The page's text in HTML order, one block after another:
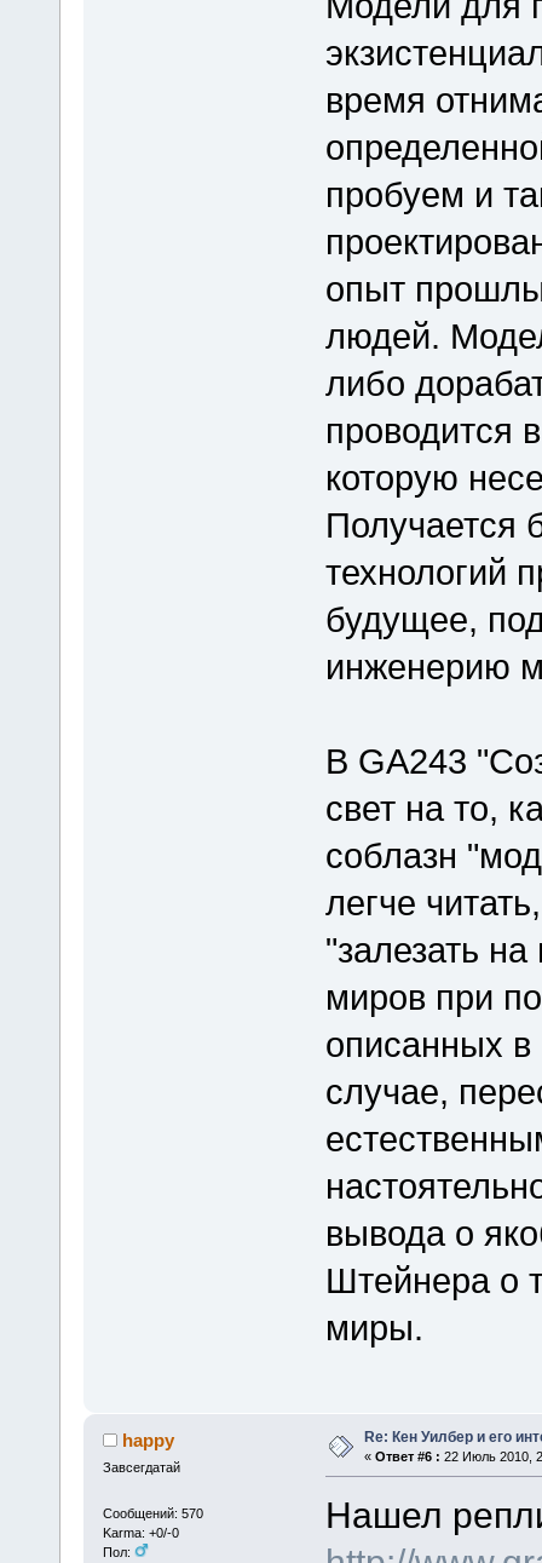
время
пробуем и
опыт
людей.
либо
проводится
которую
Получается
технологий
будущее,
инженерию
В GA243
свет на то,
соблазн
легче
"залезать
миров при
описанных
случае,
вывода о
Штейнера о
миры.
happy
Завсегдатай
Сообщений: 570
Karma: +0/-0
Пол:
Re: Кен Уилбер и его
« Ответ #6 : 22 Июль 2010,
Нашел